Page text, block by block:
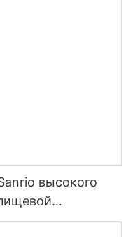
высокого
для детей